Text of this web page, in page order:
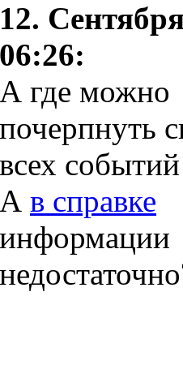
12.
06:26:
А где можно
почерпнуть
всех
А в справке
информации